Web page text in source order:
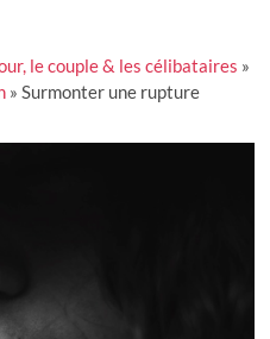
le couple & les célibataires »
»Surmonter une rupture